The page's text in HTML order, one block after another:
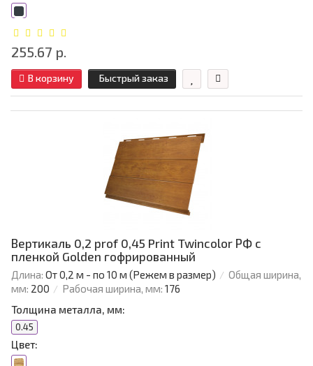
255.67 р.
В корзину Быстрый заказ
Вертикаль 0,2 prof 0,45 Print Twincolor РФ с
пленкой Golden гофрированный
Длина: От 0,2 м - по 10 м (Режем в размер)
Общая ширина,
мм: 200 Рабочая ширина, мм: 176
Толщина металла, мм:
0.45
Цвет: